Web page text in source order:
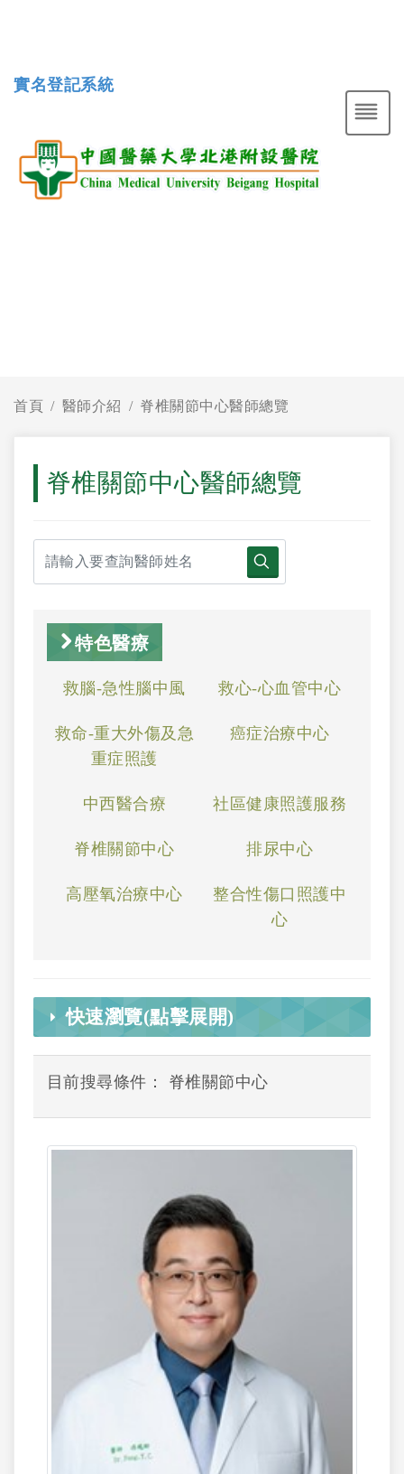
實名登記系統
首頁 醫師介紹 脊椎關節中心醫師總覽
脊椎關節中心醫師總覽
特色醫療
救腦-急性腦中風 救心-心血管中心
救命-重大外傷及急
重症照護
癌症治療中心
中西醫合療 社區健康照護服務
脊椎關節中心 排尿中心
高壓氧治療中心
整合性傷口照護中
心
快速瀏覽(點擊展開)
目前搜尋條件： 脊椎關節中心